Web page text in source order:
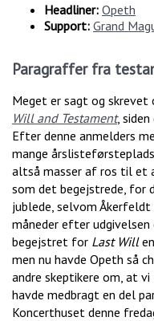
Headliner: Opeth
Support: Grand
Paragraffer fra
Meget er sagt og skrevet
Will and Testament,
Efter denne anmelders
mange
altså masser af ros til et
som det begejstrede, for
jublede, selvom
måneder efter
begejstret for Last Will
men nu havde Opeth så
andre skeptikere om, at
havde medbragt en del
Koncerthuset denne